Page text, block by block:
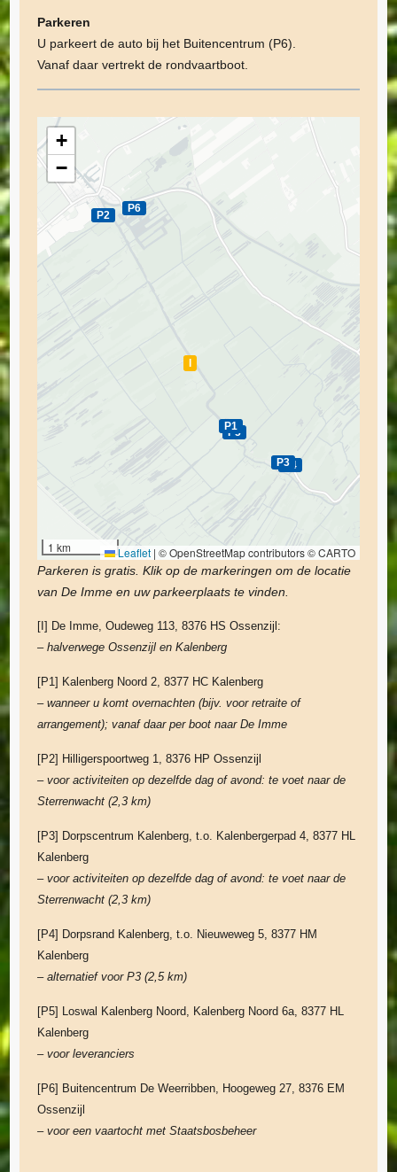
Parkeren
U parkeert de auto bij het Buitencentrum (P6).
Vanaf daar vertrekt de rondvaartboot.
P6
P5
P4
P3
P2
P1
+
−
1 km Leaflet | © OpenStreetMap contributors © CARTO
Parkeren is gratis. Klik op de markeringen om de locatie
van De Imme en uw parkeerplaats te vinden.
[I] De Imme, Oudeweg 113, 8376 HS Ossenzijl:
– halverwege Ossenzijl en Kalenberg
[P1] Kalenberg Noord 2, 8377 HC Kalenberg
– wanneer u komt overnachten (bijv. voor retraite of
arrangement); vanaf daar per boot naar De Imme
[P2] Hilligerspoortweg 1, 8376 HP Ossenzijl
– voor activiteiten op dezelfde dag of avond: te voet naar de
Sterrenwacht (2,3 km)
[P3] Dorpscentrum Kalenberg, t.o. Kalenbergerpad 4, 8377 HL
Kalenberg
– voor activiteiten op dezelfde dag of avond: te voet naar de
Sterrenwacht (2,3 km)
[P4] Dorpsrand Kalenberg, t.o. Nieuweweg 5, 8377 HM
Kalenberg
– alternatief voor P3 (2,5 km)
[P5] Loswal Kalenberg Noord, Kalenberg Noord 6a, 8377 HL
Kalenberg
– voor leveranciers
[P6] Buitencentrum De Weerribben, Hoogeweg 27, 8376 EM
Ossenzijl
– voor een vaartocht met Staatsbosbeheer